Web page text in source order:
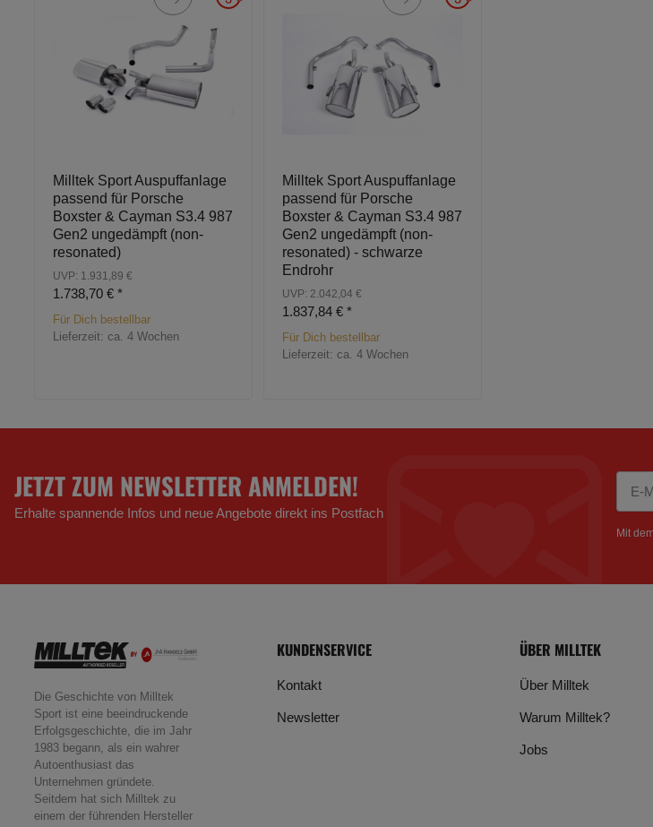
Milltek Sport Auspuffanlage
passend für Porsche
Boxster & Cayman S3.4 987
Gen2 ungedämpft (non-
resonated)
UVP: 1.931,89 €
1.738,70 € *
Für Dich bestellbar
Lieferzeit: ca. 4 Wochen
Milltek Sport Auspuffanlage
passend für Porsche
Boxster & Cayman S3.4 987
Gen2 ungedämpft (non-
resonated) - schwarze
Endrohr
UVP: 2.042,04 €
1.837,84 € *
Für Dich bestellbar
Lieferzeit: ca. 4 Wochen
JETZT ZUM NEWSLETTER ANMELDEN!
Erhalte spannende Infos und neue Angebote direkt ins Postfach
Mit
Die Geschichte von Milltek
Sport ist eine beeindruckende
Erfolgsgeschichte, die im Jahr
1983 begann, als ein wahrer
Autoenthusiast das
Unternehmen gründete.
Seitdem hat sich Milltek zu
einem der führenden Hersteller
KUNDENSERVICE
Kontakt
Newsletter
ÜBER MILLTEK
Über Milltek
Warum Milltek?
Jobs